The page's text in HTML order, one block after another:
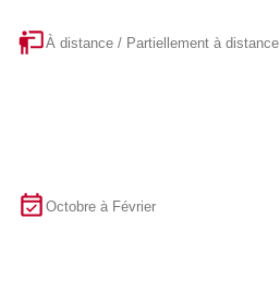
À distance / Partiellement à distance
Octobre à Février